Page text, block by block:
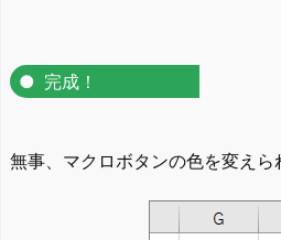
完成！
無事、マクロボタンの色を変えら